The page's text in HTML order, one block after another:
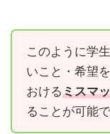
このように学
いこと・希望
おけるミスマ
ることが可能で